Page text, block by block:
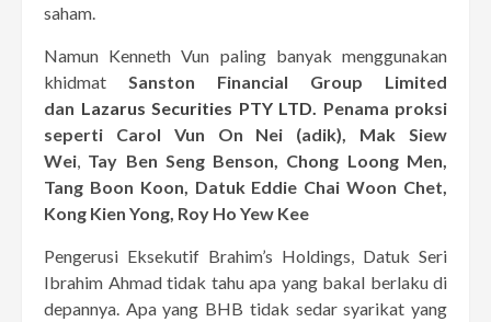
saham.
Namun Kenneth Vun paling banyak menggunakan
khidmat Sanston Financial Group Limited
dan Lazarus Securities PTY LTD. Penama proksi
seperti Carol Vun On Nei (adik), Mak Siew
Wei Tay Ben Seng Benson, Chong Loong Men,
Tang Boon Koon, Datuk Eddie Chai Woon Chet,
Kong Kien Yong, Roy Ho Yew Kee
Pengerusi Eksekutif Brahim’s Holdings, Datuk Seri
Ibrahim Ahmad tidak tahu apa yang bakal berlaku di
depannya. Apa yang BHB tidak sedar syarikat yang